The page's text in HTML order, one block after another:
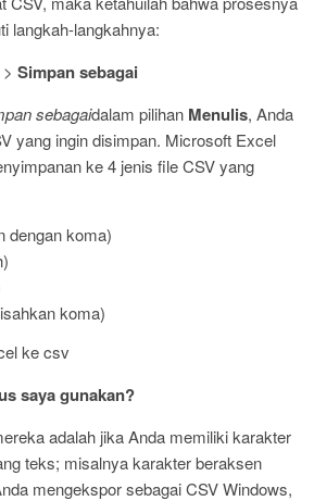
langkah-langkahnya:
> Simpan sebagai
sebagaidalam pilihan Menulis, Anda
yang ingin disimpan. Microsoft Excel
ke 4 jenis file CSV yang
dengan koma)
koma)
saya gunakan?
adalah jika Anda memiliki karakter
teks; misalnya karakter beraksen
mengekspor sebagai CSV Windows,